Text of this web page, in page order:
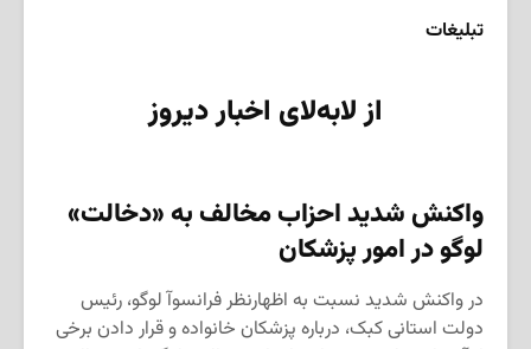
تبلیغات
از لابه‌لای اخبار دیروز
واکنش شدید احزاب مخالف به «دخالت»
لوگو در امور پزشکان
در واکنش شدید نسبت به اظهارنظر فرانسوآ لوگو، رئیس
دولت استانی کبک، درباره پزشکان خانواده و قرار دادن برخی